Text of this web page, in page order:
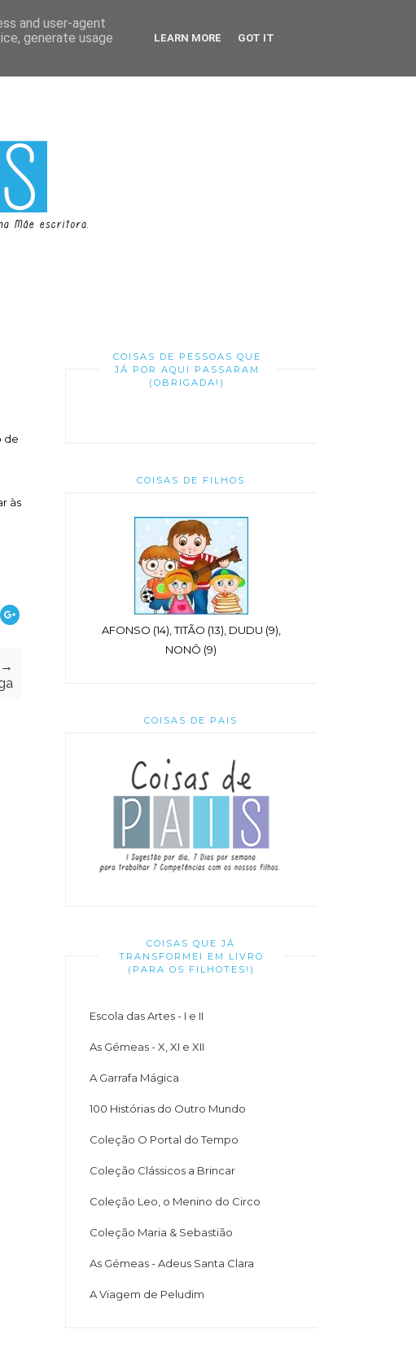
de
às
COISAS DE PESSOAS QUE
JÁ POR AQUI PASSARAM
(OBRIGADA!)
COISAS DE FILHOS
AFONSO (14), TITÃO (13), DUDU (9),
NONÔ (9)
COISAS DE PAIS
COISAS QUE JÁ
TRANSFORMEI EM LIVRO
(PARA OS FILHOTES!)
Escola das Artes - I e II
As Gémeas - X, XI e XII
A Garrafa Mágica
100 Histórias do Outro Mundo
Coleção O Portal do Tempo
Coleção Clássicos a Brincar
Coleção Leo, o Menino do Circo
Coleção Maria & Sebastião
As Gémeas - Adeus Santa Clara
A Viagem de Peludim
and user-agent
generate usage
LEARN MORE GOT IT